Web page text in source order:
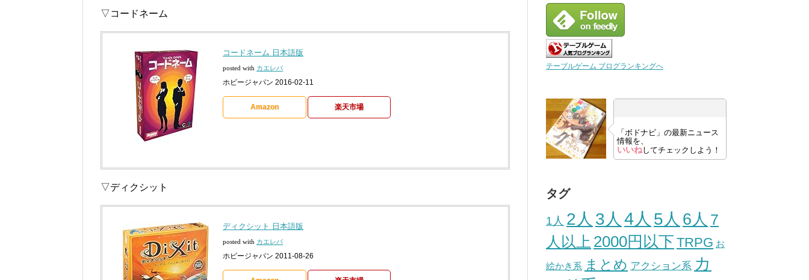
▽コードネーム
コードネーム 日本語版
posted with カエレバ
ホビージャパン 2016-02-11
Amazon 楽天市場
▽ディクシット
ディクシット 日本語版
posted with カエレバ
ホビージャパン 2011-08-26
テーブルゲーム ブログランキングへ
「ボドナビ」の最新ニュース
情報を、
いいねしてチェックしよう！
タグ
1人 2人 3人 4人 5人 6人 7
人以上 2000円以下 TRPG お
絵かき系 まとめ アクション系 カ